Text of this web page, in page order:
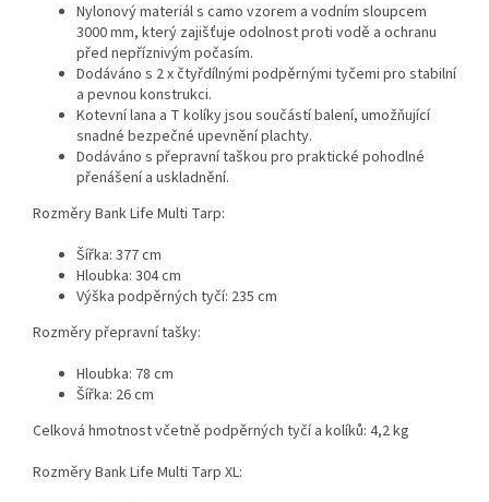
Nylonový materiál s camo vzorem a vodním sloupcem
3000 mm, který zajišťuje odolnost proti vodě a ochranu
před nepříznivým počasím.
Dodáváno s 2 x čtyřdílnými podpěrnými tyčemi pro stabilní
a pevnou konstrukci.
Kotevní lana a T kolíky jsou součástí balení, umožňující
snadné bezpečné upevnění plachty.
Dodáváno s přepravní taškou pro praktické pohodlné
přenášení a uskladnění.
Rozměry Bank Life Multi Tarp:
Šířka: 377 cm
Hloubka: 304 cm
Výška podpěrných tyčí: 235 cm
Rozměry přepravní tašky:
Hloubka: 78 cm
Šířka: 26 cm
Celková hmotnost včetně podpěrných tyčí a kolíků: 4,2 kg
Rozměry Bank Life Multi Tarp XL: